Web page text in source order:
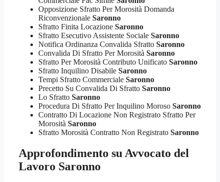
Opposizione Sfratto Per Morosità Domanda
Riconvenzionale Saronno
Sfratto Finita Locazione Saronno
Sfratto Esecutivo Assistente Sociale Saronno
Notifica Ordinanza Convalida Sfratto Saronno
Convalida Di Sfratto Per Morosità Saronno
Sfratto Per Morosità Contributo Unificato Saronno
Sfratto Inquilino Disabile Saronno
Tempi Sfratto Commerciale Saronno
Precetto Su Convalida Di Sfratto Saronno
Lo Sfratto Saronno
Procedura Di Sfratto Per Inquilino Moroso Saronno
Contratto Di Locazione Non Registrato Sfratto Per
Morosità Saronno
Sfratto Morosità Contratto Non Registrato Saronno
Approfondimento su Avvocato del
Lavoro Saronno